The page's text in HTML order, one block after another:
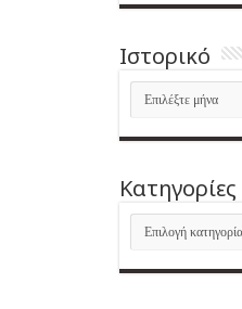
Ιστορικό
Ιστορικό
Kατηγορίες
Kατηγορίες